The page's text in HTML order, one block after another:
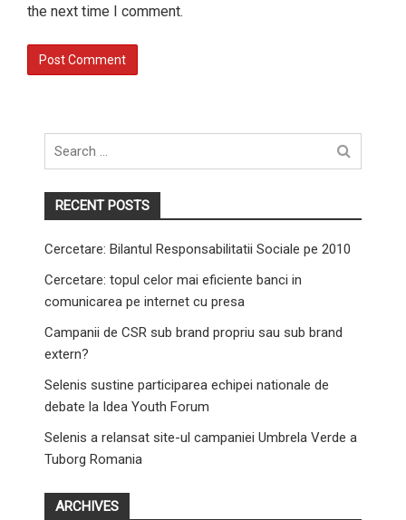
the next time I comment.
Search
for
RECENT POSTS
Cercetare: Bilantul Responsabilitatii Sociale pe 2010
Cercetare: topul celor mai eficiente banci in
comunicarea pe internet cu presa
Campanii de CSR sub brand propriu sau sub brand
extern?
Selenis sustine participarea echipei nationale de
debate la Idea Youth Forum
Selenis a relansat site-ul campaniei Umbrela Verde a
Tuborg Romania
ARCHIVES